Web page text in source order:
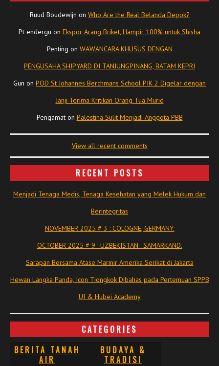
Ruud Boudewijn on Who Are the Real Belanda Depok?
Pt endergu on Ekspor Arang Briket, Hampir 100% untuk Shisha
Penting on WAWANCARA KHUSUS DENGAN
PENGUSAHA SHIPYARD DI TANJUNGPINANG, BATAM KEPRI
Gun on POD St Johannes Berchmans School PIK 2 Digelar dengan
Janji Terima Kritikan Orang Tua Murid
Pengamaton Palestina Sulit Menjadi Anggota PBB
View all recent comments
RECENT POSTS
Menjadi Tenaga Medis, Tenaga Kesehatan yang Melek Hukum dan
Berintegritas
NOVEMBER 2025 # 3 : COLOGNE, GERMANY.
OCTOBER 2025 # 9 : UZBEKISTAN : SAMARKAND.
Sarapan Bersama Atase Marinir Amerika Serikat di Jakarta
Hewan Langka Panda, Icon Tiongkok Dibahas pada Pertemuan SPPB
UI & Hubei Academy
CATEGORIES
BERITA TANAH
AIR
BUDAYA &
TRADISI